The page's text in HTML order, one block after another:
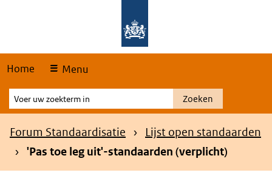
Home Menu
Voer
uw
zoekterm
Zoeken
Kruimelpad
Forum Standaardisatie
Lijst open standaarden
'Pas toe leg uit'-standaarden (verplicht)